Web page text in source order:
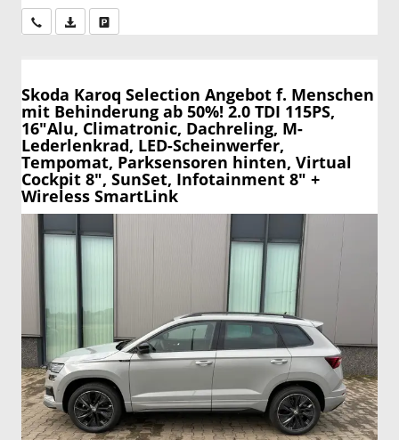
Wir rufen Sie anPDF-Datei, Fahrzeugexposé drucken
Skoda Karoq Selection Angebot f. Menschen
mit Behinderung ab 50%! 2.0 TDI 115PS,
16"Alu, Climatronic, Dachreling, M-
Lederlenkrad, LED-Scheinwerfer,
Tempomat, Parksensoren hinten, Virtual
Cockpit 8", SunSet, Infotainment 8" +
Wireless SmartLink